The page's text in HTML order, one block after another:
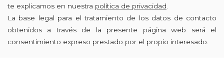
te explicamos en nuestra política de privacidad
La base legal para el tratamiento de los datos de contacto
obtenidos a través de la presente página web será el
consentimiento expreso prestado por el propio interesado.